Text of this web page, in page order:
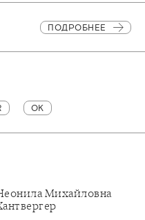
ПОДРОБНЕЕ
OK
Михайловна